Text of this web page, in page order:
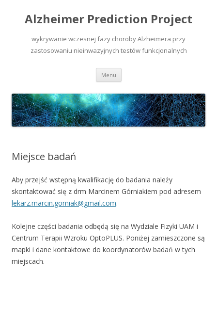
Alzheimer Prediction Project
wykrywanie wczesnej fazy choroby Alzheimera przy
zastosowaniu nieinwazyjnych testów funkcjonalnych
Menu Przejdź
treści
Miejsce badań
Aby przejść wstępną kwalifikację do badania należy
skontaktować się z drm Marcinem Górniakiem pod adresem
lekarz.marcin.gorniak@gmail.com.
Kolejne części badania odbędą się na Wydziale Fizyki UAM i
Centrum Terapii Wzroku OptoPLUS. Poniżej zamieszczone są
mapki i dane kontaktowe do koordynatorów badań w tych
miejscach.